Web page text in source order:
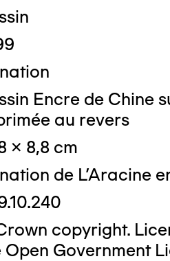
Encre de Chine
au revers
x 8,8 cm
de L'Aracine
copyright.
Open Government